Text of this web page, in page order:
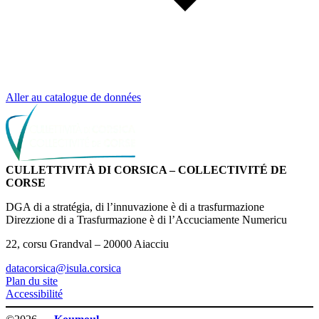
Aller au catalogue de données
CULLETTIVITÀ DI CORSICA – COLLECTIVITÉ DE
CORSE
DGA di a stratégia, di l’innuvazione è di a trasfurmazione
Direzzione di a Trasfurmazione è di l’Accuciamente Numericu
22, corsu Grandval – 20000 Aiacciu
datacorsica@isula.corsica
Plan du site
Accessibilité